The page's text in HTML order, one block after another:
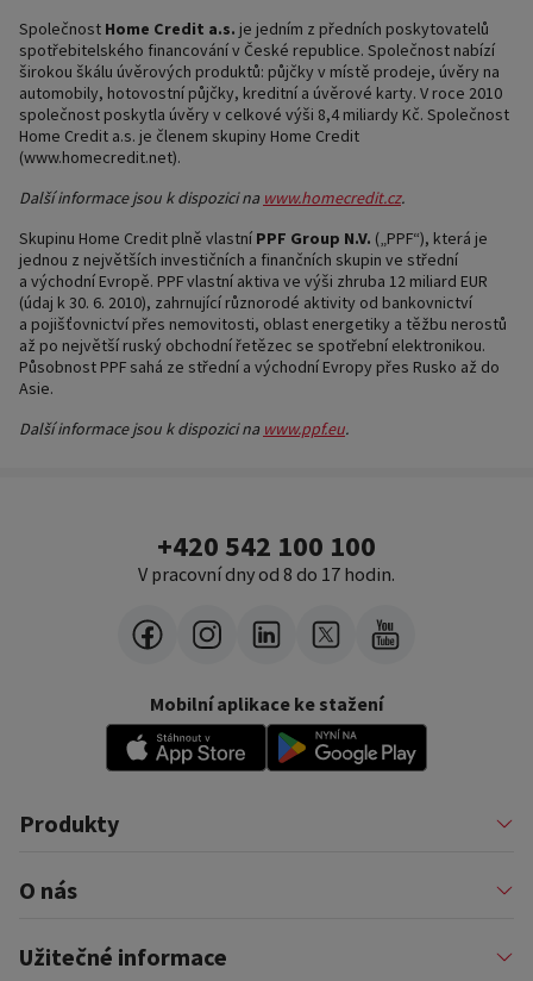
Společnost Home Credit a.s. je jedním z předních poskytovatelů
spotřebitelského financování v České republice. Společnost nabízí
širokou škálu úvěrových produktů: půjčky v místě prodeje, úvěry na
automobily, hotovostní půjčky, kreditní a úvěrové karty. V roce 2010
společnost poskytla úvěry v celkové výši 8,4 miliardy Kč. Společnost
Home Credit a.s. je členem skupiny Home Credit
(www.homecredit.net).
Další informace jsou k dispozici na www.homecredit.cz.
Skupinu Home Credit plně vlastní PPF Group N.V. („PPF“), která je
jednou z největších investičních a finančních skupin ve střední
a východní Evropě. PPF vlastní aktiva ve výši zhruba 12 miliard EUR
(údaj k 30. 6. 2010), zahrnující různorodé aktivity od bankovnictví
a pojišťovnictví přes nemovitosti, oblast energetiky a těžbu nerostů
až po největší ruský obchodní řetězec se spotřební elektronikou.
Působnost PPF sahá ze střední a východní Evropy přes Rusko až do
Asie.
Další informace jsou k dispozici na www.ppf.eu.
+420 542 100 100
V pracovní dny od 8 do 17 hodin.
Mobilní aplikace ke stažení
Produkty
Půjčky
Financování podnikatelů
Nákupy na splátky
Financování auta
O nás
Profil firmy
Pomáháme
Užitečné informace